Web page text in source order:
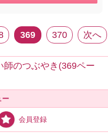
369 370 次へ
師のつぶやき(369ペー
ー
会員登録